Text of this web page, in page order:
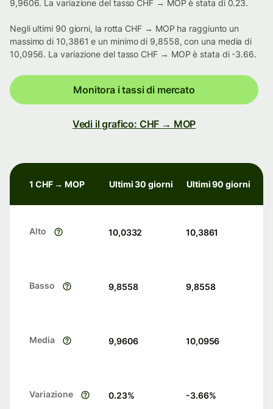
9,9606. La variazione del tasso CHF → MOP è stata di 0.23.
Negli ultimi 90 giorni, la rotta CHF → MOP ha raggiunto un
massimo di 10,3861 e un minimo di 9,8558, con una media di
10,0956. La variazione del tasso CHF → MOP è stata di -3.66.
Monitora i tassi di mercato
Vedi il grafico: CHF → MOP
1 CHF → MOP Ultimi 30 giorni Ultimi 90 giorni
Alto 10,0332 10,3861
Basso 9,8558 9,8558
Media 9,9606 10,0956
Variazione 0.23% -3.66%